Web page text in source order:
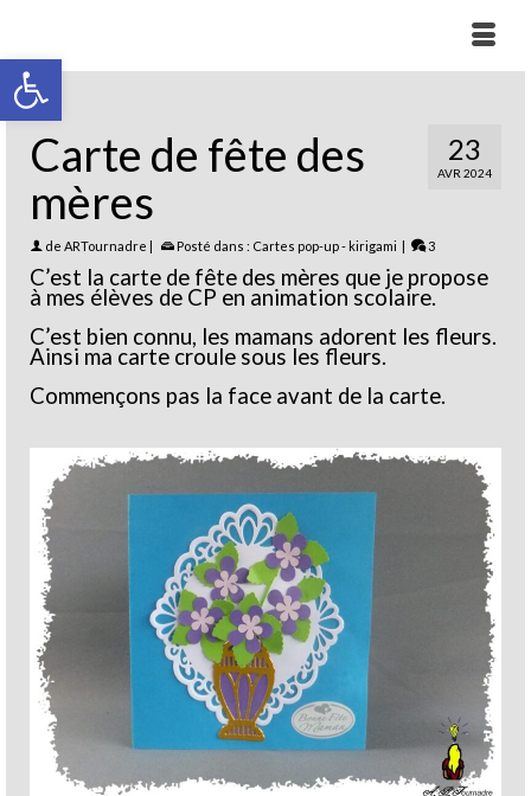
Ouvrir la barre d’outils
23
AVR 2024
Carte de fête des
mères
de ARTournadre | Posté dans : Cartes pop-up - kirigami | 3
C’est la carte de fête des mères que je propose
à mes élèves de CP en animation scolaire.
C’est bien connu, les mamans adorent les fleurs.
Ainsi ma carte croule sous les fleurs.
Commençons pas la face avant de la carte.